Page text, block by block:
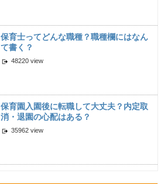
保育士ってどんな職種？職種欄にはなん
て書く？
48220 view
保育園入園後に転職して大丈夫？内定取
消・退園の心配はある？
35962 view